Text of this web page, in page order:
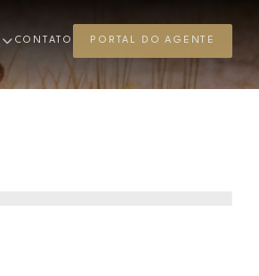
CONTATO PORTAL DO AGENTE